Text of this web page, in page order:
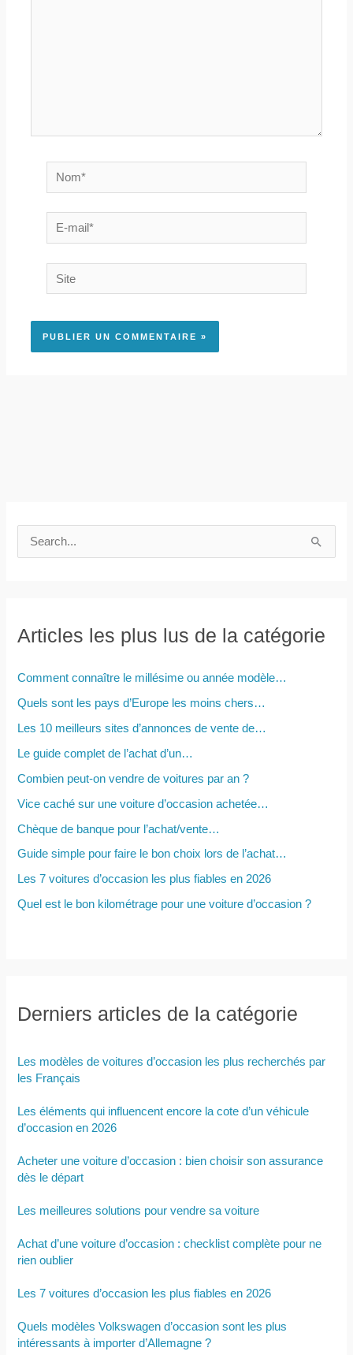
Nom*
E-
mail*
Site
e
e
c
:
Articles les plus lus de la catégorie
Comment connaître le millésime ou année modèle…
Quels sont les pays d’Europe les moins chers…
Les 10 meilleurs sites d’annonces de vente de…
Le guide complet de l’achat d’un…
Combien peut-on vendre de voitures par an ?
Vice caché sur une voiture d’occasion achetée…
Chèque de banque pour l’achat/vente…
Guide simple pour faire le bon choix lors de l’achat…
Les 7 voitures d’occasion les plus fiables en 2026
Quel est le bon kilométrage pour une voiture d’occasion ?
Derniers articles de la catégorie
Les modèles de voitures d’occasion les plus recherchés par
les Français
Les éléments qui influencent encore la cote d’un véhicule
d’occasion en 2026
Acheter une voiture d’occasion : bien choisir son assurance
dès le départ
Les meilleures solutions pour vendre sa voiture
Achat d’une voiture d’occasion : checklist complète pour ne
rien oublier
Les 7 voitures d’occasion les plus fiables en 2026
Quels modèles Volkswagen d’occasion sont les plus
intéressants à importer d’Allemagne ?